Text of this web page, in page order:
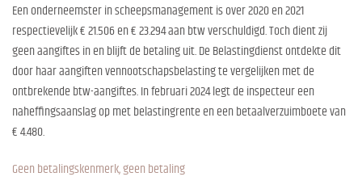
Een onderneemster in scheepsmanagement is over 2020 en 2021
respectievelijk € 21.506 en € 23.294 aan btw verschuldigd. Toch dient zij
geen aangiftes in en blijft de betaling uit. De Belastingdienst ontdekte dit
door haar aangiften vennootschapsbelasting te vergelijken met de
ontbrekende btw-aangiftes. In februari 2024 legt de inspecteur een
naheffingsaanslag op met belastingrente en een betaalverzuimboete van
€ 4.480.
Geen betalingskenmerk, geen betaling